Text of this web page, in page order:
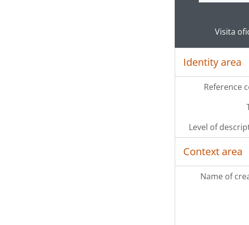
Clicking
Visita
Identity area
Reference
Level of
Context area
Name of